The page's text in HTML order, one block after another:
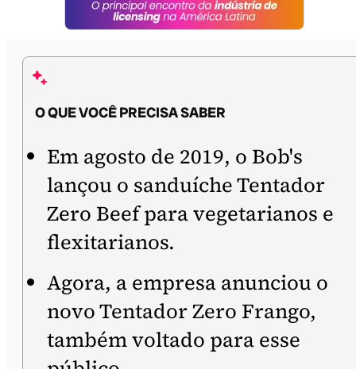
O QUE VOCÊ PRECISA SABER
Em agosto de 2019, o Bob's
lançou o sanduíche Tentador
Zero Beef para vegetarianos e
flexitarianos.
Agora, a empresa anunciou o
novo Tentador Zero Frango,
também voltado para esse